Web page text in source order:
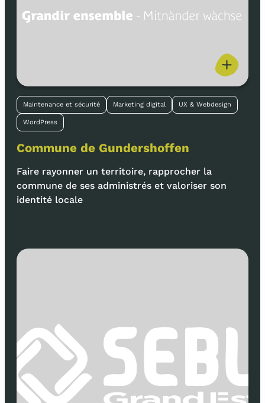
Maintenance et sécurité Marketing digital UX & Webdesign
WordPress
Commune de Gundershoffen
Faire rayonner un territoire, rapprocher la
commune de ses administrés et valoriser son
identité locale